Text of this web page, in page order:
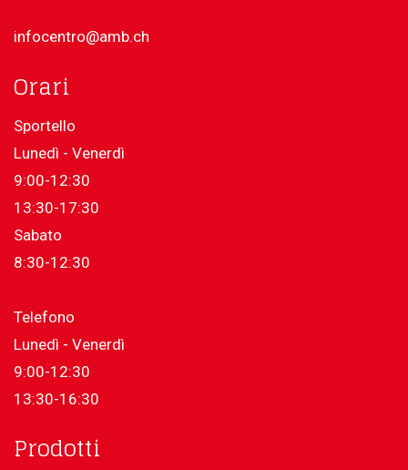
infocentro@amb.ch
Orari
Sportello
Lunedì - Venerdì
9:00-12:30
13:30-17:30
Sabato
8:30-12:30
Telefono
Lunedì - Venerdì
9:00-12:30
13:30-16:30
Prodotti